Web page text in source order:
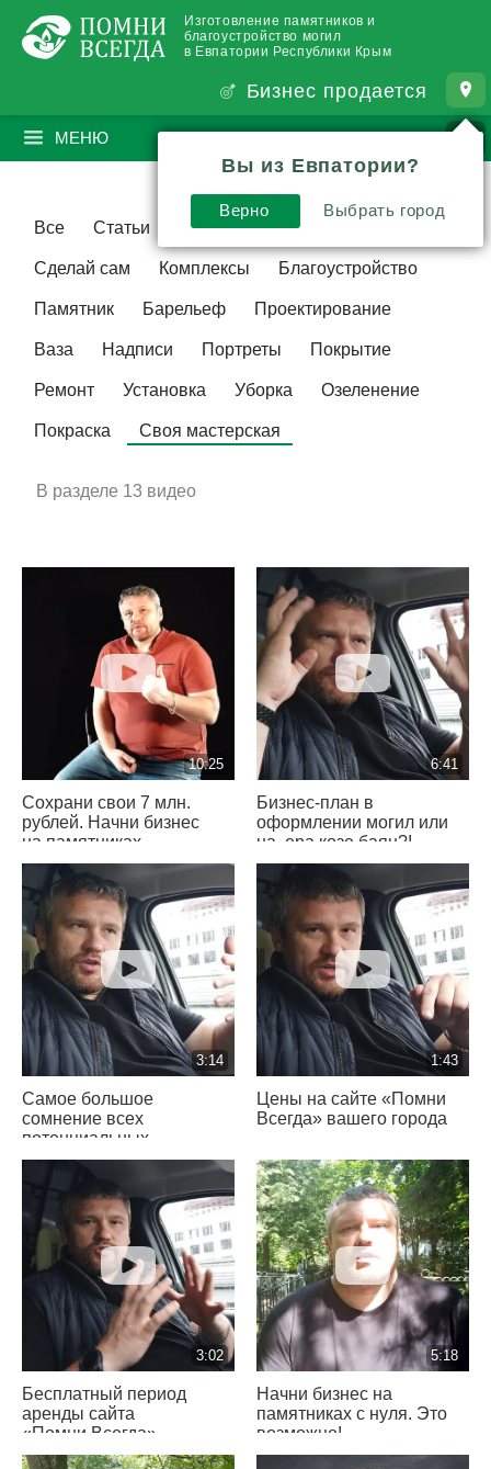
Изготовление памятников и
благоустройство могил
в Евпатории Республики Крым
Бизнес продается
МЕНЮ ПОИСК
Все Статьи Видео Традиции
Сделай сам Комплексы Благоустройство
Памятник Барельеф Проектирование
Ваза Надписи Портреты Покрытие
Ремонт Установка Уборка Озеленение
Покраска Своя мастерская
В разделе 13 видео
10:25
Сохрани свои 7 млн.
рублей. Начни бизнес
на памятниках
6:41
Бизнес-план в
оформлении могил или
на..ера козе баян?!
3:14
Самое большое
сомнение всех
потенциальных
партнеров
1:43
Цены на сайте «Помни
Всегда» вашего города
3:02
Бесплатный период
аренды сайта
«Помни Всегда»
5:18
Начни бизнес на
памятниках с нуля. Это
возможно!
Вы из Евпатории?
Верно Выбрать город